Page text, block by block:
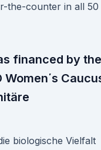
the-counter in all 50
financed by the
biologische Vielfalt